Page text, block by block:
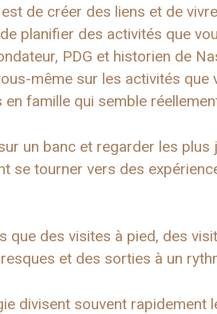
de créer des liens et de
planifier des activités que
PDG et historien de
même sur les activités que
famille qui semble
un banc et regarder les plus
se tourner vers des
que des visites à pied, des
et des sorties à un
divisent souvent rapidement